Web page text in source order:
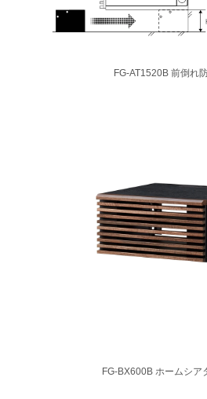
FG-AT1520B 前倒れ
FG-BX600B ホームシア